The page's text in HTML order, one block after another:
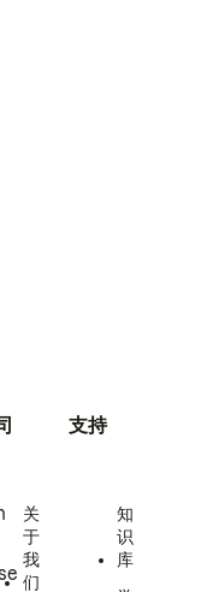
关
于
我
们
支持
知
识
库